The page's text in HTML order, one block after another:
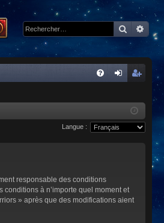
xi
cri
pti
Langue :
responsable des conditions
à n’importe quel moment et
» après que des modifications aient